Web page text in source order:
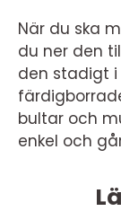
När du ska
du ner den
den stadigt i
bultar och
enkel och